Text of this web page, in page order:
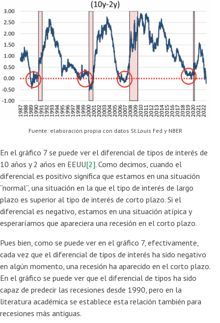
Fuente: elaboración propia con datos St.Louis Fed y NBER
En el gráfico 7 se puede ver el diferencial de tipos de interés de
10 años y 2 años en EEUU[2]. Como decimos, cuando el
diferencial es positivo significa que estamos en una situación
“normal”, una situación en la que el tipo de interés de largo
plazo es superior al tipo de interés de corto plazo. Si el
diferencial es negativo, estamos en una situación atípica y
esperaríamos que apareciera una recesión en el corto plazo.
Pues bien, como se puede ver en el gráfico 7, efectivamente,
cada vez que el diferencial de tipos de interés ha sido negativo
en algún momento, una recesión ha aparecido en el corto plazo.
En el gráfico se puede ver que el diferencial de tipos ha sido
capaz de predecir las recesiones desde 1990, pero en la
literatura académica se establece esta relación también para
recesiones más antiguas.